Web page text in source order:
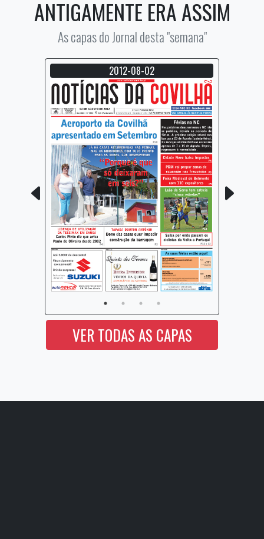
ANTIGAMENTE ERA ASSIM
As capas do Jornal desta "semana"
2012-08-02
VER TODAS AS CAPAS